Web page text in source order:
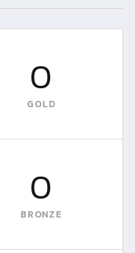
0
GOLD
0
BRONZE